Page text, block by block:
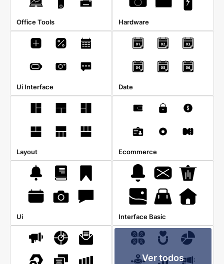
Office Tools Hardware
Ui Interface Date
Layout Ecommerce
Ui Interface Basic
Ver todos